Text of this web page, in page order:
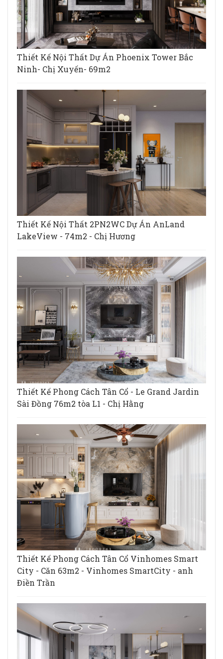
Thiết Kế Nội Thất Dự Án Phoenix Tower Bắc
Ninh- Chị Xuyến- 69m2
Thiết Kế Nội Thất 2PN2WC Dự Án AnLand
LakeView - 74m2 - Chị Hương
Thiết Kế Phong Cách Tân Cổ - Le Grand Jardin
Sài Đồng 76m2 tòa L1 - Chị Hằng
Thiết Kế Phong Cách Tân Cổ Vinhomes Smart
City - Căn 63m2 - Vinhomes SmartCity - anh
Điền Trần